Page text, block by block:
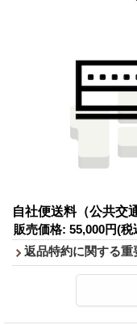
自社便送料（公共交
販売価格: 55,000円(税
返品特約に関する重